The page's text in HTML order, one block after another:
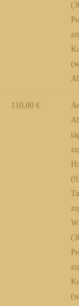
110,00 €